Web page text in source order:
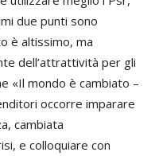
due punti sono
è altissimo, ma
dell’attrattività per gli
«Il mondo è cambiato –
occorre imparare
cambiata
e colloquiare con